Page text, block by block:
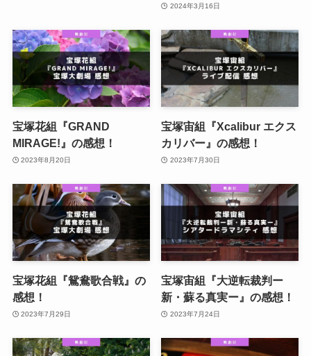
2024年3月16日
宝塚花組『GRAND
MIRAGE!』の感想！
2023年8月20日
宝塚宙組『Xcalibur エクス
カリバー』の感想！
2023年7月30日
宝塚花組『鴛鴦歌合戦』の
感想！
2023年7月29日
宝塚宙組『大逆転裁判ー
新・蘇る真実ー』の感想！
2023年7月24日